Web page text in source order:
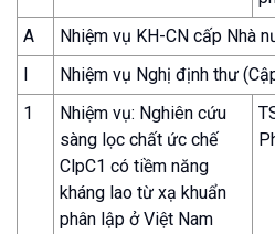
A
Nhiệm vụ KH-CN cấp Nhà
I
Nhiệm vụ Nghị định thư
1
Nhiệm vụ: Nghiên cứu
sàng lọc chất ức chế
ClpC1 có tiềm năng
kháng lao từ xạ khuẩn
phân lập ở Việt Nam